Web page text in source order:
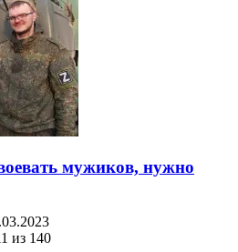
мужиков, нужно
из 140